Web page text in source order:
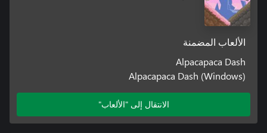
الألعاب المضمنة
Alpacapaca Dash
Alpacapaca Dash (Windows)
الانتقال إلى "الألعاب"